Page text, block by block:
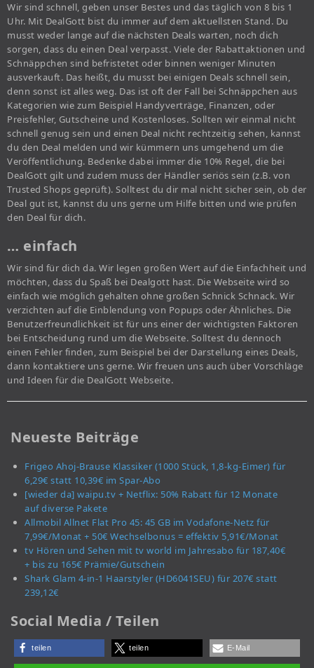
Wir sind schnell, geben unser Bestes und das täglich von 8 bis 1
Uhr. Mit DealGott bist du immer auf dem aktuellsten Stand. Du
musst weder lange auf die nächsten Deals warten, noch dich
sorgen, dass du einen Deal verpasst. Viele der Rabattaktionen und
Schnäppchen sind befristetet oder binnen weniger Minuten
ausverkauft. Das heißt, du musst bei einigen Deals schnell sein,
denn sonst ist alles weg. Das ist oft der Fall bei Schnäppchen aus
Kategorien wie zum Beispiel Handyverträge, Finanzen, oder
Preisfehler, Gutscheine und Kostenloses. Sollten wir einmal nicht
schnell genug sein und einen Deal nicht rechtzeitig sehen, kannst
du den Deal melden und wir kümmern uns umgehend um die
Veröffentlichung. Bedenke dabei immer die 10% Regel, die bei
DealGott gilt und zudem muss der Händler seriös sein (z.B. von
Trusted Shops geprüft). Solltest du dir mal nicht sicher sein, ob der
Deal gut ist, kannst du uns gerne um Hilfe bitten und wie prüfen
den Deal für dich.
… einfach
Wir sind für dich da. Wir legen großen Wert auf die Einfachheit und
möchten, dass du Spaß bei Dealgott hast. Die Webseite wird so
einfach wie möglich gehalten ohne großen Schnick Schnack. Wir
verzichten auf die Einblendung von Popups oder Ähnliches. Die
Benutzerfreundlichkeit ist für uns einer der wichtigsten Faktoren
bei Entscheidung rund um die Webseite. Solltest du dennoch
einen Fehler finden, zum Beispiel bei der Darstellung eines Deals,
dann kontaktiere uns gerne. Wir freuen uns auch über Vorschläge
und Ideen für die DealGott Webseite.
Neueste Beiträge
Frigeo Ahoj-Brause Klassiker (1000 Stück, 1,8-kg-Eimer) für
6,29€ statt 10,39€ im Spar-Abo
[wieder da] waipu.tv + Netflix: 50% Rabatt für 12 Monate
auf diverse Pakete
Allmobil Allnet Flat Pro 45: 45 GB im Vodafone-Netz für
7,99€/Monat + 50€ Wechselbonus = effektiv 5,91€/Monat
tv Hören und Sehen mit tv world im Jahresabo für 187,40€
+ bis zu 165€ Prämie/Gutschein
Shark Glam 4-in-1 Haarstyler (HD6041SEU) für 207€ statt
239,12€
Social Media / Teilen
teilen teilen E-Mail